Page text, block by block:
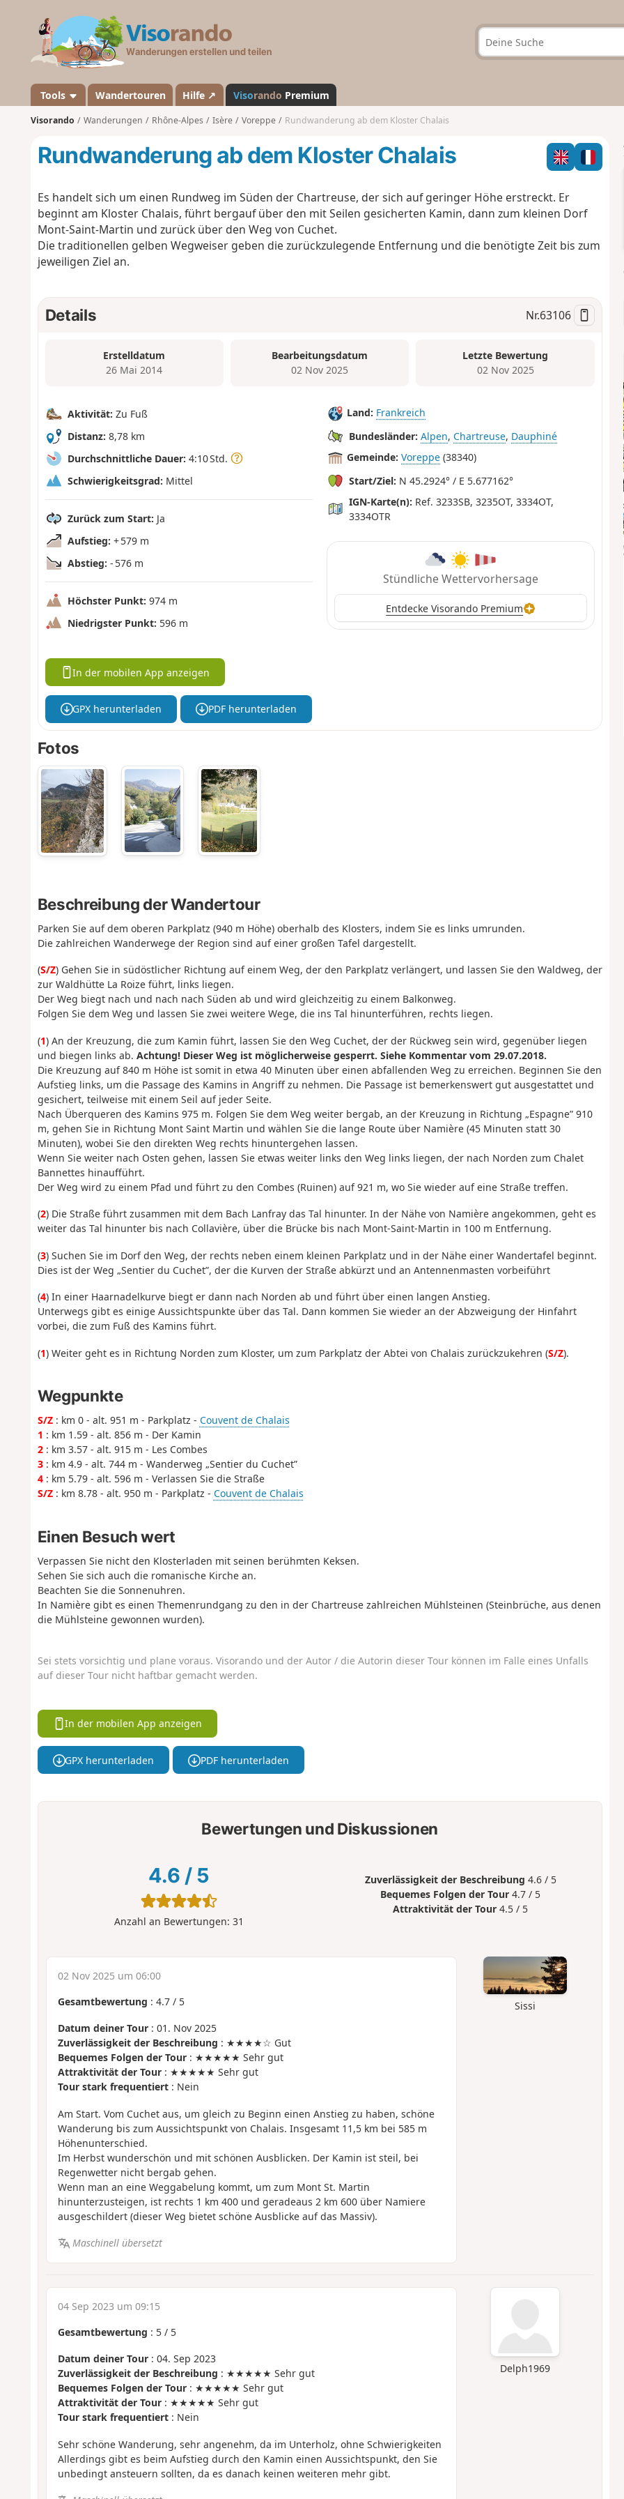
a
n
d
Tools Wandertouren Hilfe ↗ Visorando Premium
Visorando Wanderungen Rhône-Alpes Isère Voreppe Rundwanderung ab dem Kloster Chalais
Rundwanderung ab dem Kloster Chalais
Es handelt sich um einen Rundweg im Süden der Chartreuse, der sich auf geringer Höhe erstreckt. Er
beginnt am Kloster Chalais, führt bergauf über den mit Seilen gesicherten Kamin, dann zum kleinen Dorf
Mont-Saint-Martin und zurück über den Weg von Cuchet.
Die traditionellen gelben Wegweiser geben die zurückzulegende Entfernung und die benötigte Zeit bis zum
jeweiligen Ziel an.
Details Nr.63106
Erstelldatum
26 Mai 2014
Bearbeitungsdatum
02 Nov 2025
Letzte Bewertung
02 Nov 2025
Aktivität: Zu Fuß
Distanz: 8,78 km
Durchschnittliche Dauer: 4:10 Std.
Schwierigkeitsgrad: Mittel
Zurück zum Start: Ja
Aufstieg: + 579 m
Abstieg: - 576 m
Höchster Punkt: 974 m
Niedrigster Punkt: 596 m
Land: Frankreich
Bundesländer: Alpen, Chartreuse, Dauphiné
Gemeinde: Voreppe (38340)
Start/Ziel: N 45.2924° / E 5.677162°
IGN-Karte(n): Ref. 3233SB, 3235OT, 3334OT,
3334OTR
Stündliche Wettervorhersage
Entdecke Visorando Premium
In der mobilen App anzeigen
GPX herunterladen PDF herunterladen
Fotos
Beschreibung der Wandertour
Parken Sie auf dem oberen Parkplatz (940 m Höhe) oberhalb des Klosters, indem Sie es links umrunden.
Die zahlreichen Wanderwege der Region sind auf einer großen Tafel dargestellt.
(S/Z) Gehen Sie in südöstlicher Richtung auf einem Weg, der den Parkplatz verlängert, und lassen Sie den Waldweg, der
zur Waldhütte La Roize führt, links liegen.
Der Weg biegt nach und nach nach Süden ab und wird gleichzeitig zu einem Balkonweg.
Folgen Sie dem Weg und lassen Sie zwei weitere Wege, die ins Tal hinunterführen, rechts liegen.
(1) An der Kreuzung, die zum Kamin führt, lassen Sie den Weg Cuchet, der der Rückweg sein wird, gegenüber liegen
und biegen links ab. Achtung! Dieser Weg ist möglicherweise gesperrt. Siehe Kommentar vom 29.07.2018.
Die Kreuzung auf 840 m Höhe ist somit in etwa 40 Minuten über einen abfallenden Weg zu erreichen. Beginnen Sie den
Aufstieg links, um die Passage des Kamins in Angriff zu nehmen. Die Passage ist bemerkenswert gut ausgestattet und
gesichert, teilweise mit einem Seil auf jeder Seite.
Nach Überqueren des Kamins 975 m. Folgen Sie dem Weg weiter bergab, an der Kreuzung in Richtung „Espagne” 910
m, gehen Sie in Richtung Mont Saint Martin und wählen Sie die lange Route über Namière (45 Minuten statt 30
Minuten), wobei Sie den direkten Weg rechts hinuntergehen lassen.
Wenn Sie weiter nach Osten gehen, lassen Sie etwas weiter links den Weg links liegen, der nach Norden zum Chalet
Bannettes hinaufführt.
Der Weg wird zu einem Pfad und führt zu den Combes (Ruinen) auf 921 m, wo Sie wieder auf eine Straße treffen.
(2) Die Straße führt zusammen mit dem Bach Lanfray das Tal hinunter. In der Nähe von Namière angekommen, geht es
weiter das Tal hinunter bis nach Collavière, über die Brücke bis nach Mont-Saint-Martin in 100 m Entfernung.
(3) Suchen Sie im Dorf den Weg, der rechts neben einem kleinen Parkplatz und in der Nähe einer Wandertafel beginnt.
Dies ist der Weg „Sentier du Cuchet”, der die Kurven der Straße abkürzt und an Antennenmasten vorbeiführt
(4) In einer Haarnadelkurve biegt er dann nach Norden ab und führt über einen langen Anstieg.
Unterwegs gibt es einige Aussichtspunkte über das Tal. Dann kommen Sie wieder an der Abzweigung der Hinfahrt
vorbei, die zum Fuß des Kamins führt.
(1) Weiter geht es in Richtung Norden zum Kloster, um zum Parkplatz der Abtei von Chalais zurückzukehren (S/Z).
Wegpunkte
S/Z: km 0 - alt. 951 m - Parkplatz - Couvent de Chalais
1 : km 1.59 - alt. 856 m - Der Kamin
2: km 3.57 - alt. 915 m - Les Combes
3: km 4.9 - alt. 744 m - Wanderweg „Sentier du Cuchet”
4: km 5.79 - alt. 596 m - Verlassen Sie die Straße
S/Z: km 8.78 - alt. 950 m - Parkplatz - Couvent de Chalais
Einen Besuch wert
Verpassen Sie nicht den Klosterladen mit seinen berühmten Keksen.
Sehen Sie sich auch die romanische Kirche an.
Beachten Sie die Sonnenuhren.
In Namière gibt es einen Themenrundgang zu den in der Chartreuse zahlreichen Mühlsteinen (Steinbrüche, aus denen
die Mühlsteine gewonnen wurden).
Sei stets vorsichtig und plane voraus. Visorando und der Autor / die Autorin dieser Tour können im Falle eines Unfalls
auf dieser Tour nicht haftbar gemacht werden.
In der mobilen App anzeigen
GPX herunterladen PDF herunterladen
Bewertungen und Diskussionen
4.6 / 5
Anzahl an Bewertungen: 31
Zuverlässigkeit der Beschreibung 4.6 / 5
Bequemes Folgen der Tour 4.7 / 5
Attraktivität der Tour 4.5 / 5
Sissi
02 Nov 2025 um 06:00
Gesamtbewertung : 4.7/ 5
Datum deiner Tour: 01. Nov 2025
Zuverlässigkeit der Beschreibung : ★★★★☆ Gut
Bequemes Folgen der Tour: ★★★★★ Sehr gut
Attraktivität der Tour: ★★★★★ Sehr gut
Tour stark frequentiert: Nein
Am Start. Vom Cuchet aus, um gleich zu Beginn einen Anstieg zu haben, schöne
Wanderung bis zum Aussichtspunkt von Chalais. Insgesamt 11,5 km bei 585 m
Höhenunterschied.
Im Herbst wunderschön und mit schönen Ausblicken. Der Kamin ist steil, bei
Regenwetter nicht bergab gehen.
Wenn man an eine Weggabelung kommt, um zum Mont St. Martin
hinunterzusteigen, ist rechts 1 km 400 und geradeaus 2 km 600 über Namiere
ausgeschildert (dieser Weg bietet schöne Ausblicke auf das Massiv).
Maschinell übersetzt
Delph1969
04 Sep 2023 um 09:15
Gesamtbewertung : 5/ 5
Datum deiner Tour: 04. Sep 2023
Zuverlässigkeit der Beschreibung : ★★★★★ Sehr gut
Bequemes Folgen der Tour: ★★★★★ Sehr gut
Attraktivität der Tour: ★★★★★ Sehr gut
Tour stark frequentiert: Nein
Sehr schöne Wanderung, sehr angenehm, da im Unterholz, ohne Schwierigkeiten
Allerdings gibt es beim Aufstieg durch den Kamin einen Aussichtspunkt, den Sie
unbedingt ansteuern sollten, da es danach keinen weiteren mehr gibt.